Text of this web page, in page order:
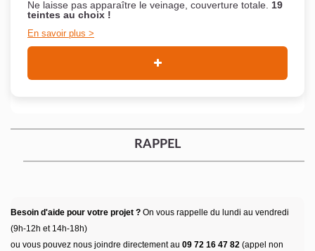
Ne laisse pas apparaître le veinage, couverture totale. 19
teintes au choix !
En savoir plus
RAPPEL
Besoin d'aide pour votre projet ? On vous rappelle du lundi au vendredi
(9h-12h et 14h-18h)
ou vous pouvez nous joindre directement au 09 72 16 47 82 (appel non